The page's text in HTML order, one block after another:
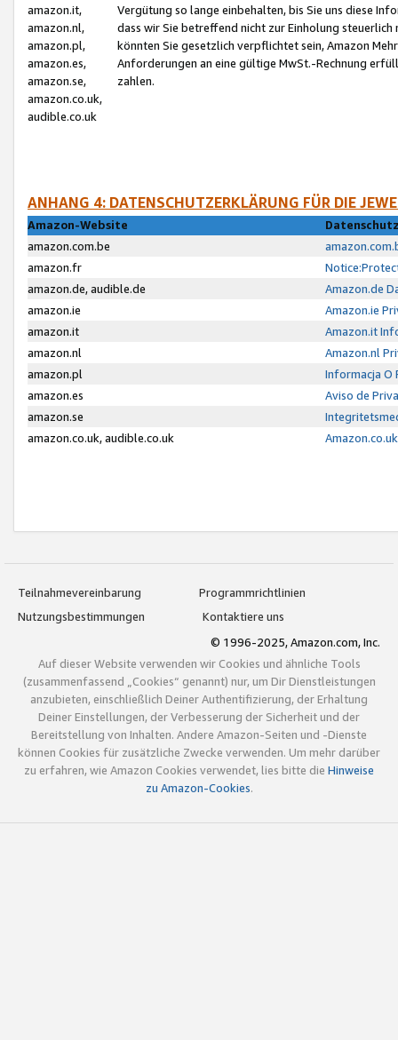
amazon.it,
amazon.nl,
amazon.pl,
amazon.es,
amazon.se,
amazon.co.uk,
audible.co.uk
Vergütung so lange einbehalten, bis Sie uns diese
dass wir Sie betreffend nicht zur Einholung
könnten Sie gesetzlich verpflichtet sein, Amazon
Anforderungen an eine gültige MwSt.-Rechnung
zahlen.
ANHANG 4: DATENSCHUTZERKLÄRUNG FÜR DIE
Amazon-Website
amazon.com.be
amazon.fr
amazon.de, audible.de
Amazon.de
amazon.ie
Amazon.ie
amazon.it
Amazon.it
amazon.nl
Amazon.nl
amazon.pl
Informacja O
amazon.es
Aviso de
amazon.se
amazon.co.uk, audible.co.uk
Teilnahmevereinbarung
Programmrichtlinien
Nutzungsbestimmungen
Kontaktiere uns
© 1996-2025, Amazon.com, Inc.
Auf dieser Website verwenden wir Cookies und ähnliche Tools
(zusammenfassend „Cookies“ genannt) nur, um Dir Dienstleistungen
anzubieten, einschließlich Deiner Authentifizierung, der Erhaltung
Deiner Einstellungen, der Verbesserung der Sicherheit und der
Bereitstellung von Inhalten. Andere Amazon-Seiten und -Dienste
können Cookies für zusätzliche Zwecke verwenden. Um mehr darüber
zu erfahren, wie Amazon Cookies verwendet, lies bitte die Hinweise
zu Amazon-Cookies.